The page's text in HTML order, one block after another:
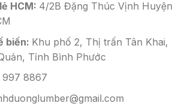
HCM: 4/2B Đặng Thúc Vịnh Huyện
biến: Khu phố 2, Thị trấn Tân Khai,
Tỉnh Bình Phước
8867